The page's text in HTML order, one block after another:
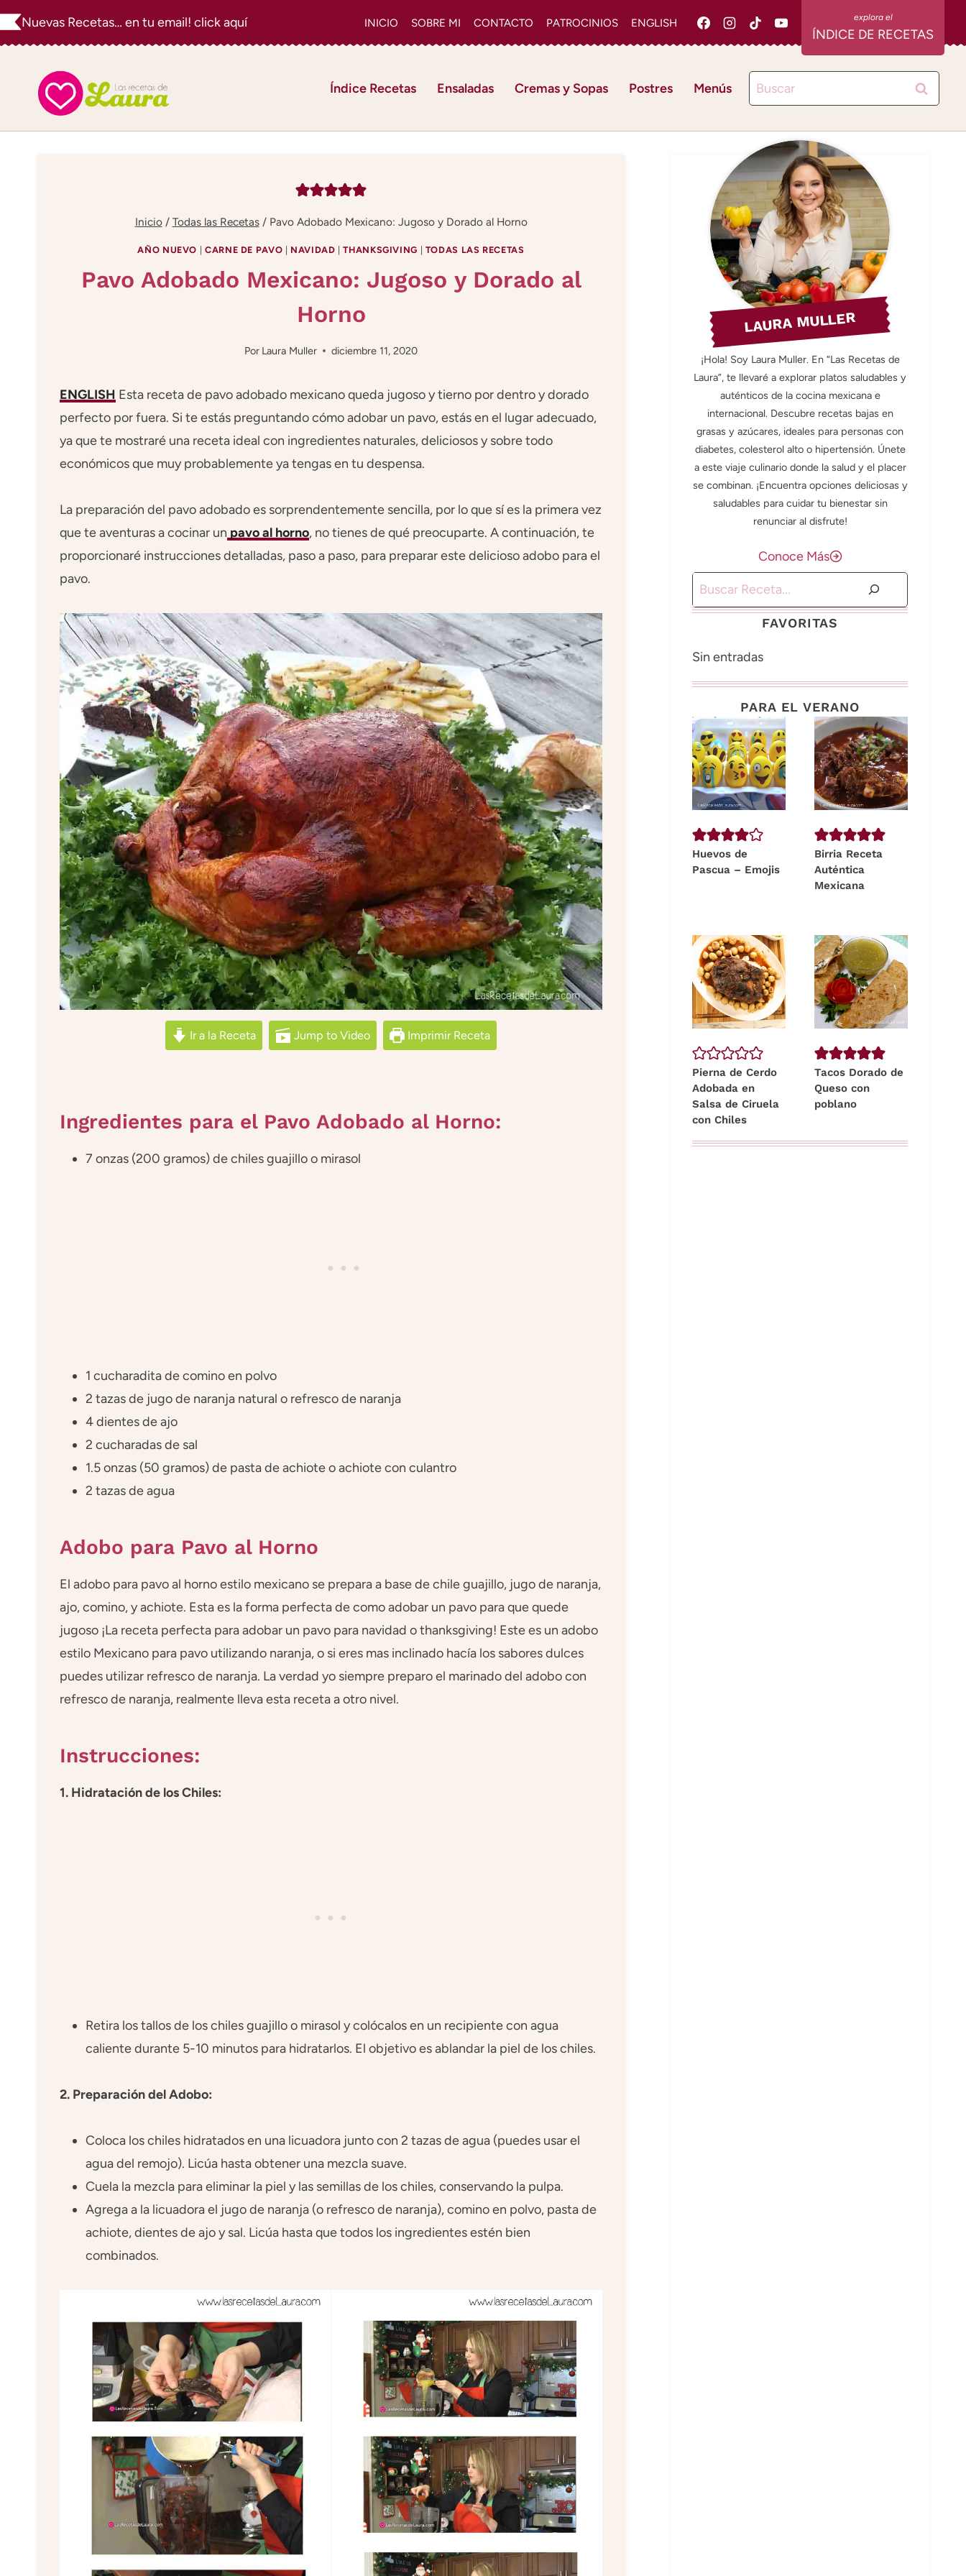
Saltar
al
Nuevas Recetas… en tu email! click aquí INICIO SOBRE MI CONTACTO PATROCINIOS ENGLISH
ÍNDICE DE RECETAS
Índice Recetas Ensaladas Cremas y Sopas Postres Menús Buscar:
Inicio / Todas las Recetas / Pavo Adobado Mexicano: Jugoso y Dorado al Horno
AÑO NUEVO CARNE DE PAVO NAVIDAD |THANKSGIVING TODAS LAS RECETAS
Pavo Adobado Mexicano: Jugoso y Dorado al
Horno
Por Laura Muller diciembre 11, 2020
ENGLISH Esta receta de pavo adobado mexicano queda jugoso y tierno por dentro y dorado
perfecto por fuera. Si te estás preguntando cómo adobar un pavo, estás en el lugar adecuado,
ya que te mostraré una receta ideal con ingredientes naturales, deliciosos y sobre todo
económicos que muy probablemente ya tengas en tu despensa.
La preparación del pavo adobado es sorprendentemente sencilla, por lo que sí es la primera vez
que te aventuras a cocinar un pavo al horno, no tienes de qué preocuparte. A continuación, te
proporcionaré instrucciones detalladas, paso a paso, para preparar este delicioso adobo para el
pavo.
Ir a la Receta Jump to Video Imprimir Receta
Ingredientes para el Pavo Adobado al Horno:
7 onzas (200 gramos) de chiles guajillo o mirasol
1 cucharadita de comino en polvo
2 tazas de jugo de naranja natural o refresco de naranja
4 dientes de ajo
2 cucharadas de sal
1.5 onzas (50 gramos) de pasta de achiote o achiote con culantro
2 tazas de agua
Adobo para Pavo al Horno
El adobo para pavo al horno estilo mexicano se prepara a base de chile guajillo, jugo de naranja,
ajo, comino, y achiote. Esta es la forma perfecta de como adobar un pavo para que quede
jugoso ¡La receta perfecta para adobar un pavo para navidad o thanksgiving! Este es un adobo
estilo Mexicano para pavo utilizando naranja, o si eres mas inclinado hacía los sabores dulces
puedes utilizar refresco de naranja. La verdad yo siempre preparo el marinado del adobo con
refresco de naranja, realmente lleva esta receta a otro nivel.
Instrucciones:
1. Hidratación de los Chiles:
Retira los tallos de los chiles guajillo o mirasol y colócalos en un recipiente con agua
caliente durante 5-10 minutos para hidratarlos. El objetivo es ablandar la piel de los chiles.
2. Preparación del Adobo:
Coloca los chiles hidratados en una licuadora junto con 2 tazas de agua (puedes usar el
agua del remojo). Licúa hasta obtener una mezcla suave.
Cuela la mezcla para eliminar la piel y las semillas de los chiles, conservando la pulpa.
Agrega a la licuadora el jugo de naranja (o refresco de naranja), comino en polvo, pasta de
achiote, dientes de ajo y sal. Licúa hasta que todos los ingredientes estén bien
combinados.
LAURA MULLER
¡Hola! Soy Laura Muller. En “Las Recetas de
Laura”, te llevaré a explorar platos saludables y
auténticos de la cocina mexicana e
internacional. Descubre recetas bajas en
grasas y azúcares, ideales para personas con
diabetes, colesterol alto o hipertensión. Únete
a este viaje culinario donde la salud y el placer
se combinan. ¡Encuentra opciones deliciosas y
saludables para cuidar tu bienestar sin
renunciar al disfrute!
Conoce Más
Buscar
FAVORITAS
Sin entradas
PARA EL VERANO
Huevos de
Pascua – Emojis
Birria Receta
Auténtica
Mexicana
Pierna de Cerdo
Adobada en
Salsa de Ciruela
con Chiles
Tacos Dorado de
Queso con
poblano